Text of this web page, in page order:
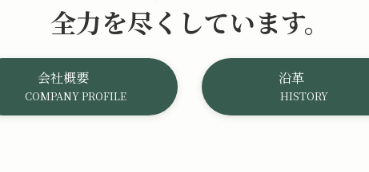
全力を尽くしています。
会社概要
COMPANY PROFILE
沿革
HISTORY